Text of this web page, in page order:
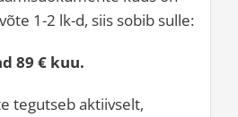
1-2 lk-d, siis sobib sulle:
89 € kuu.
tegutseb aktiivselt,